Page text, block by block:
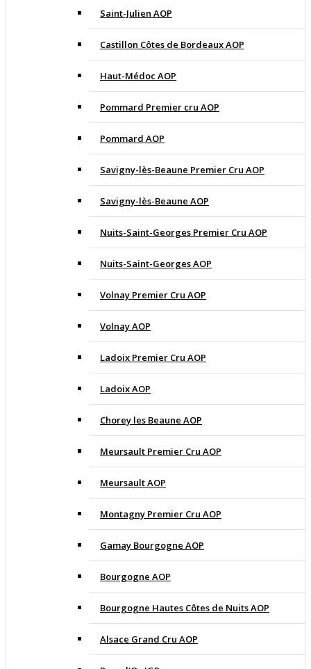
Saint-Julien AOP
Castillon Côtes de Bordeaux AOP
Haut-Médoc AOP
Pommard Premier cru AOP
Pommard AOP
Savigny-lès-Beaune Premier Cru AOP
Savigny-lès-Beaune AOP
Nuits-Saint-Georges Premier Cru AOP
Nuits-Saint-Georges AOP
Volnay Premier Cru AOP
Volnay AOP
Ladoix Premier Cru AOP
Ladoix AOP
Chorey les Beaune AOP
Meursault Premier Cru AOP
Meursault AOP
Montagny Premier Cru AOP
Gamay Bourgogne AOP
Bourgogne AOP
Bourgogne Hautes Côtes de Nuits AOP
Alsace Grand Cru AOP